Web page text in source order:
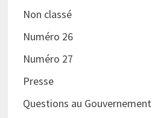
Non classé
Numéro 26
Numéro 27
Presse
Questions au Gouvernement